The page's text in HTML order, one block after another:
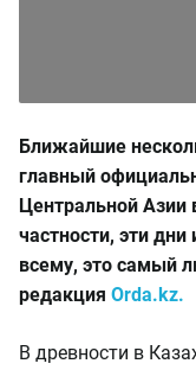
Ближайшие
главный
Центральной
частности, эти
всему, это самый
редакция Orda.kz.
В древности в